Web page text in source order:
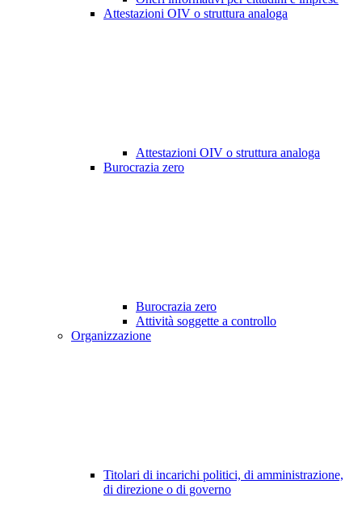
Attestazioni OIV o struttura analoga
Attestazioni OIV o struttura analoga
Burocrazia zero
Burocrazia zero
Attività soggette a controllo
Organizzazione
Titolari di incarichi politici, di amministrazione,
di direzione o di governo